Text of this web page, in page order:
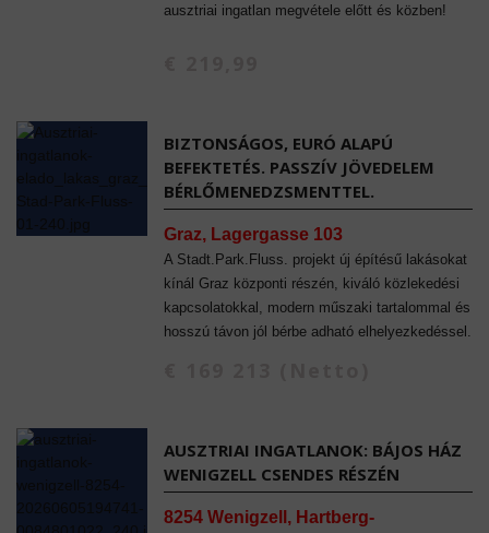
BIZTONSÁGOS, EURÓ ALAPÚ
BEFEKTETÉS. PASSZÍV JÖVEDELEM
BÉRLŐMENEDZSMENTTEL.
Graz, Lagergasse 103
A Stadt.Park.Fluss. projekt új építésű lakásokat
kínál Graz központi részén, kiváló közlekedési
kapcsolatokkal, modern műszaki tartalommal és
hosszú távon jól bérbe adható elhelyezkedéssel.
ausztriai ingatlan megvétele előtt és közben!
AUSZTRIAI INGATLANOK: BÁJOS HÁZ
WENIGZELL CSENDES RÉSZÉN
8254 Wenigzell, Hartberg-